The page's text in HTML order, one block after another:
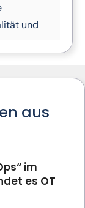
und
aus
im
es OT